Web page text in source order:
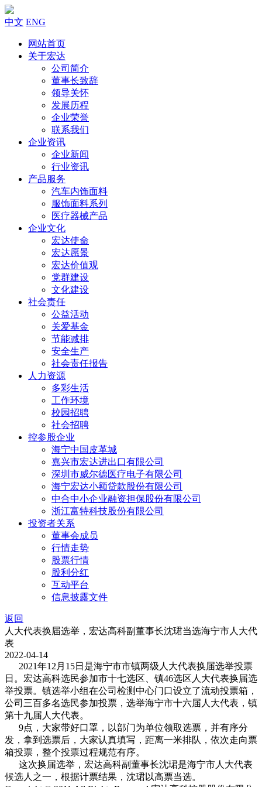
中文 ENG
网站首页
关于宏达
公司简介
董事长致辞
领导关怀
发展历程
企业荣誉
联系我们
企业资讯
企业新闻
行业资讯
产品服务
汽车内饰面料
服饰面料系列
医疗器械产品
企业文化
宏达使命
宏达愿景
宏达价值观
党群建设
文化建设
社会责任
公益活动
关爱基金
节能减排
安全生产
社会责任报告
人力资源
多彩生活
工作环境
校园招聘
社会招聘
控参股企业
海宁中国皮革城
嘉兴市宏达进出口有限公司
深圳市威尔德医疗电子有限公司
海宁宏达小额贷款股份有限公司
中合中小企业融资担保股份有限公司
浙江富特科技股份有限公司
投资者关系
董事会成员
行情走势
股票行情
股利分红
互动平台
信息披露文件
返回
人大代表换届选举，宏达高科副董事长沈珺当选海宁市人大代
表
2022-04-14
2021年12月15日是海宁市市镇两级人大代表换届选举投票
日。宏达高科选民参加市十七选区、镇46选区人大代表换届选
举投票。镇选举小组在公司检测中心门口设立了流动投票箱，
公司三百多名选民参加投票，选举海宁市十六届人大代表，镇
第十九届人大代表。
9点，大家带好口罩，以部门为单位领取选票，并有序分
发，拿到选票后，大家认真填写，距离一米排队，依次走向票
箱投票，整个投票过程规范有序。
这次换届选举，宏达高科副董事长沈珺是海宁市人大代表
候选人之一，根据计票结果，沈珺以高票当选。